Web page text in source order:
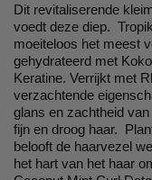
Dit revitaliserende
voedt deze diep.
moeiteloos het meest
gehydrateerd met
Keratine. Verrijkt met
verzachtende
glans en zachtheid
fijn en droog haar.
belooft de haarvezel
het hart van het haar